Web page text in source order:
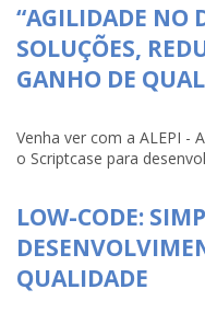
“AGILIDADE NO
SOLUÇÕES,
GANHO DE
Venha ver com a ALEPI -
o Scriptcase para
LOW-CODE:
QUALIDADE